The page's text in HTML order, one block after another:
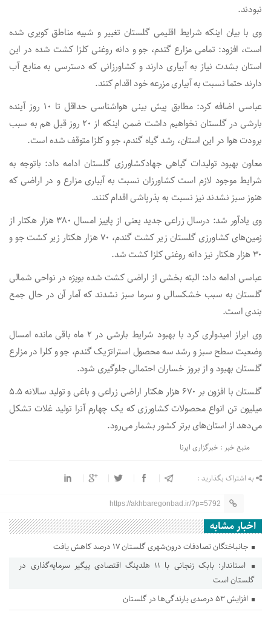
نبودند.
وی با بیان اینکه شرایط اقلیمی گلستان تغییر و شبیه مناطق کویری شده
است، افزود: تمامی مزارع گندم، جو و دانه روغنی کلزا کشت شده در این
استان بشدت نیاز به آبیاری دارند و کشاورزانی که دسترسی به منابع آب
دارند حتما نسبت به آبیاری مزرعه خود اقدام کنند.
عباسی اضافه کرد: مطابق پیش بینی هواشناسی حداقل تا ۱۰ روز آینده
بارشی در گلستان نخواهیم داشت ضمن اینکه از ۲۰ روز قبل هم به سبب
برودت هوا در این استان، رشد گیاه گندم، جو و کلزا متوقف شده است.
معاون بهبود تولیدات گیاهی جهادکشاورزی گلستان ادامه داد: باتوجه به
شرایط موجود لازم است کشاورزان نسبت به آبیاری مزارع و در اراضی که
هنوز سبز نشدند نیز نسبت به بذرپاشی اقدام کنند.
وی یادآور شد: درسال زراعی جدید یعنی از پاییز امسال ۳۸۰ هزار هکتار از
زمین‌های کشاورزی گلستان زیر کشت گندم، ۷۰ هزار هکتار زیر کشت جو و
۳۰ هزار هکتار نیز دانه روغنی کلزا کشت شد.
عباسی ادامه داد: البته بخشی از اراضی کشت شده بویژه در نواحی شمالی
گلستان به سبب خشکسالی و سرما سبز نشدند که آمار آن در حال جمع
بندی است.
وی ابراز امیدواری کرد با بهبود شرایط بارشی در ۲ ماه باقی مانده امسال
وضعیت سطح سبز و رشد سه محصول استراتژیک گندم، جو و کلرا در مزارع
گلستان بهبود و از بروز خساران احتمالی جلوگیری شود.
گلستان با افزون بر ۶۷۰ هزار هکتار اراضی زراعی و باغی و تولید سالانه ۵.۵
میلیون تن انواع محصولات کشاورزی که یک چهارم آنرا تولید غلات تشکل
می‌دهد از استان‌های برتر کشور بشمار می‌رود.
منبع خبر : خبرگزاری ایرنا
به اشتراک بگذارید :
https://akhbaregonbad.ir/?p=5792
اخبار مشابه
جانباختگان تصادفات درون‌شهری گلستان ۱۷ درصد کاهش یافت
استاندار: بابک زنجانی با ۱۱ هلدینگ اقتصادی پیگیر سرمایه‌گذاری در
گلستان است
افزایش ۵۳ درصدی بارندگی‌ها در گلستان